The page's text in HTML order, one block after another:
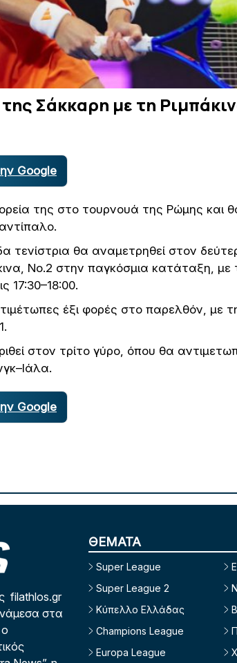
Σάκκαρη με τη
Google
της στο τουρνουά της Ρώμης και
τενίστρια θα αναμετρηθεί στον
Νο.2 στην παγκόσμια κατάταξη, με
17:30–18:00.
έξι φορές στο παρελθόν, με
στον τρίτο γύρο, όπου θα
Google
filathlos.gr
στα
ΘΕΜΑΤΑ
Super League
Super League 2
Κύπελλο Ελλάδας
Champions League
Europa League